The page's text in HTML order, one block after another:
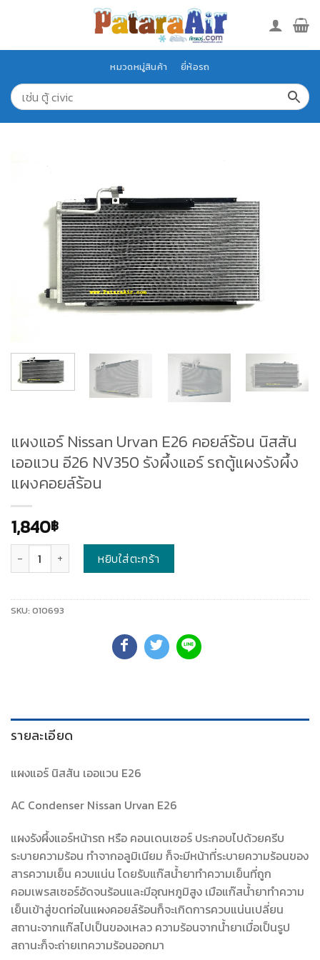
หมวดหมู่สินค้า ยี่ห้อรถ
แผงแอร์ Nissan Urvan E26 คอยล์ร้อน นิสสัน
เออแวน อี26 NV350 รังผึ้งแอร์ รถตู้แผงรังผึ้ง
แผงคอยล์ร้อน
1,840฿
หยิบใส่ตะกร้า
SKU: 010693
รายละเอียด
แผงแอร์ นิสสัน เออแวน E26
AC Condenser Nissan Urvan E26
แผงรังผึ้งแอร์หน้ารถ หรือ คอนเดนเซอร์ ประกอบไปด้วยครีบ
ระบายความร้อน ทำจากอลูมิเนียม ก็จะมีหน้าที่ระบายความร้อนของ
สารความเย็น ควบแน่น โดยรับแก๊สน้ำยาทำความเย็นที่ถูก
คอมเพรสเซอร์อัดจนร้อนและมีอุณหภูมิสูง เมือแก๊สน้ำยาทำความ
เย็นเข้าสู่ขดท่อในแผงคอยล์ร้อนก็จะเกิดการควบแน่นเปลี่ยน
สถานะจากแก๊สไปเป็นของเหลว ความร้อนจากน้ำยาเมื่อเป็นรูป
สถานะก็จะถ่ายเทความร้อนออกมา